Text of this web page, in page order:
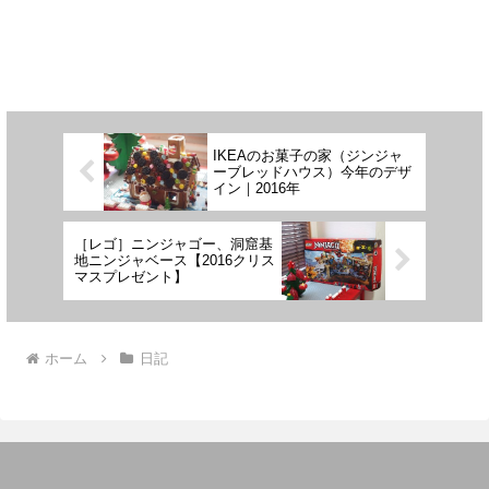
IKEAのお菓子の家（ジンジャ
ーブレッドハウス）今年のデザ
イン｜2016年
［レゴ］ニンジャゴー、洞窟基
地ニンジャベース【2016クリス
マスプレゼント】
ホーム 日記